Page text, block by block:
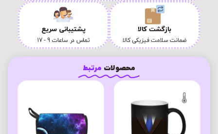
بازگشت کالا
ضمانت سلامت فیزیکی کالا
پشتیبانی سریع
تماس در ساعات 9 - 17
محصولات مرتبط